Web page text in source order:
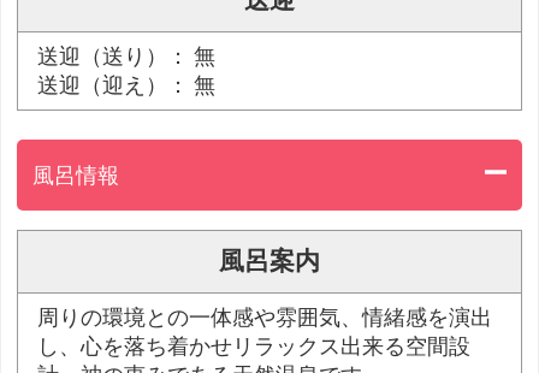
送迎（送り）： 無
送迎（迎え）： 無
風呂情報
風呂案内
周りの環境との一体感や雰囲気、情緒感を演出
し、心を落ち着かせリラックス出来る空間設